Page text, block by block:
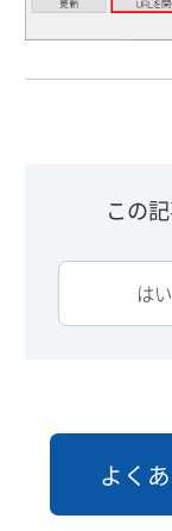
この
はい
よく